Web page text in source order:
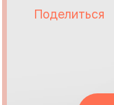
Поделиться